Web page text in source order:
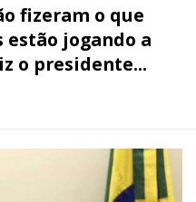
fizeram o que
jogando a
o presidente...